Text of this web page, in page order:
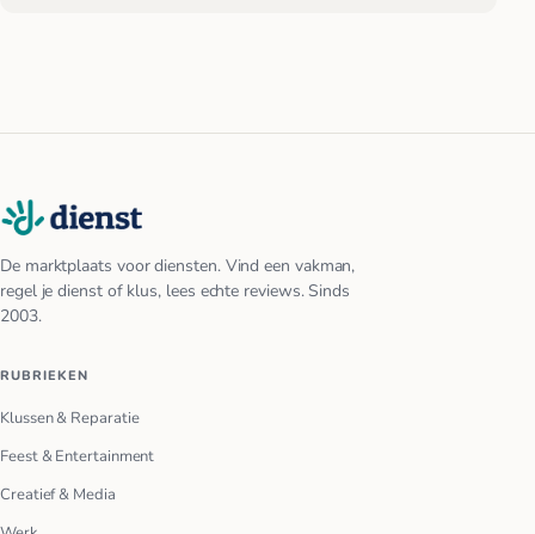
De marktplaats voor diensten. Vind een vakman,
regel je dienst of klus, lees echte reviews. Sinds
2003.
RUBRIEKEN
Klussen & Reparatie
Feest & Entertainment
Creatief & Media